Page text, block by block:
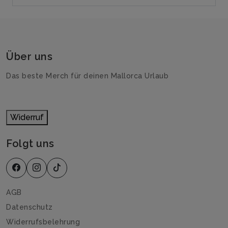
Über uns
Das beste Merch für deinen Mallorca Urlaub
Widerruf
Folgt uns
AGB
Datenschutz
Widerrufsbelehrung